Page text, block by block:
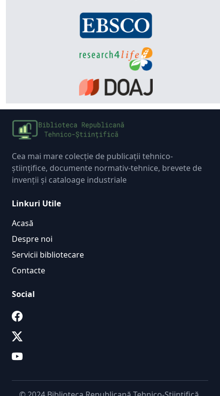
Cea mai mare colecție de publicații tehnico-
științifice, documente normativ-tehnice, brevete de
invenții și cataloage industriale
Linkuri Utile
Acasă
Despre noi
Servicii bibliotecare
Contacte
Social